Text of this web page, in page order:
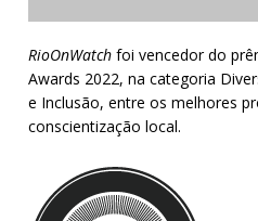
RioOnWatchfoi vencedor do
Awards 2022, na categoria
e Inclusão, entre os melhores
conscientização local.